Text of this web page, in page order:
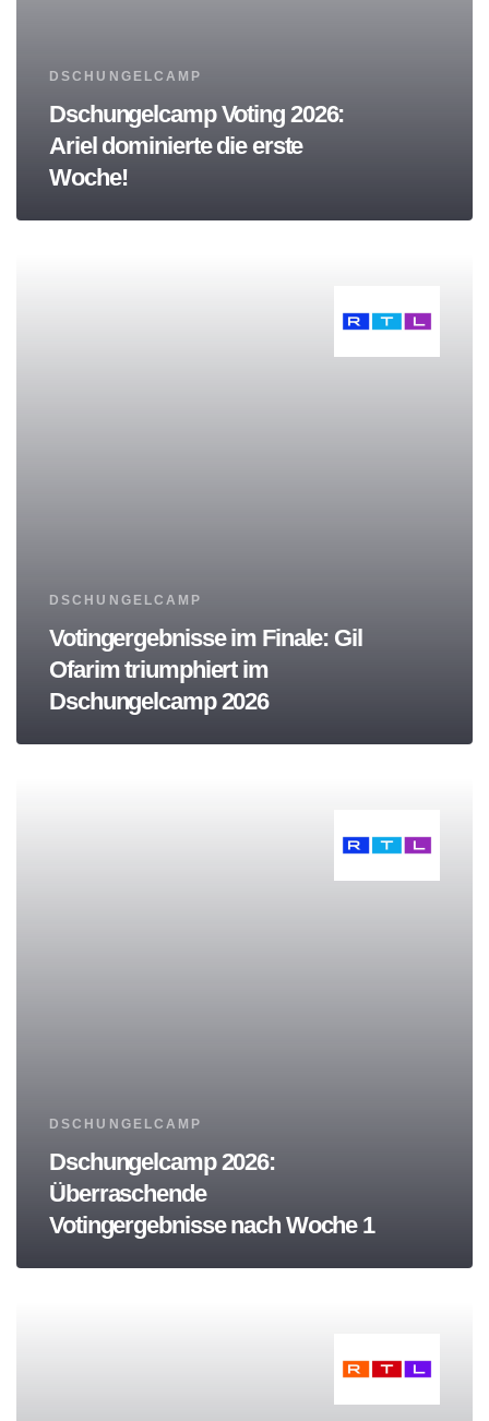
Tags
DSCHUNGELCAMP
Dschungelcamp Voting 2026:
Ariel dominierte die erste
Woche!
Tags
DSCHUNGELCAMP
Votingergebnisse im Finale: Gil
Ofarim triumphiert im
Dschungelcamp 2026
Tags
DSCHUNGELCAMP
Dschungelcamp 2026:
Überraschende
Votingergebnisse nach Woche 1